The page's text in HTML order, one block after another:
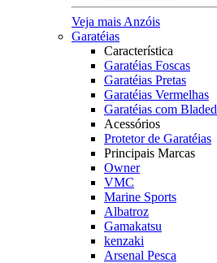
Veja mais Anzóis
Garatéias
Característica
Garatéias Foscas
Garatéias Pretas
Garatéias Vermelhas
Garatéias com Bladed
Acessórios
Protetor de Garatéias
Principais Marcas
Owner
VMC
Marine Sports
Albatroz
Gamakatsu
kenzaki
Arsenal Pesca